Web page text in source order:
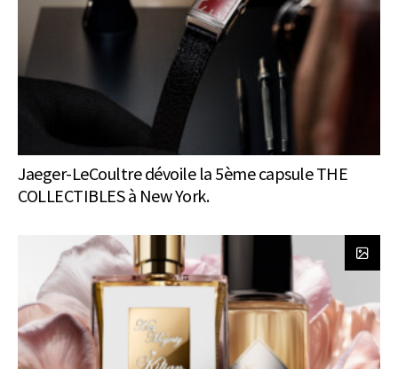
Jaeger-LeCoultre dévoile la 5ème capsule THE
COLLECTIBLES à New York.